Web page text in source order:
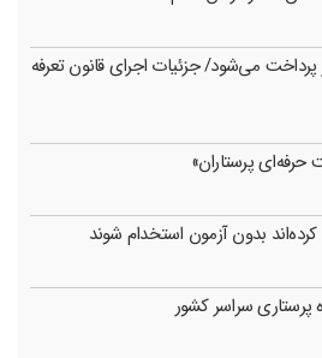
با 6 ماه تاخیر پرداخت می‌شود/ جزئیات اجرای قانون تعرفه
حرفه‌ای پرستاران»
بدون آزمون استخدام شوند
پرستاری سراسر کشور